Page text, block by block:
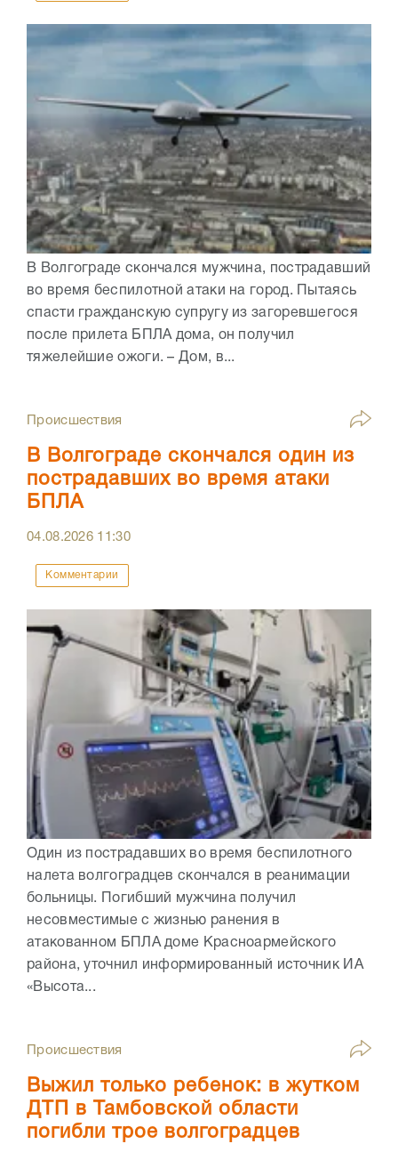
В Волгограде скончался мужчина, пострадавший
во время беспилотной атаки на город. Пытаясь
спасти гражданскую супругу из загоревшегося
после прилета БПЛА дома, он получил
тяжелейшие ожоги. – Дом, в...
Происшествия
В Волгограде скончался один из
пострадавших во время атаки
БПЛА
04.08.2026 11:30
Комментарии
Один из пострадавших во время беспилотного
налета волгоградцев скончался в реанимации
больницы. Погибший мужчина получил
несовместимые с жизнью ранения в
атакованном БПЛА доме Красноармейского
района, уточнил информированный источник ИА
«Высота...
Происшествия
Выжил только ребенок: в жутком
ДТП в Тамбовской области
погибли трое волгоградцев